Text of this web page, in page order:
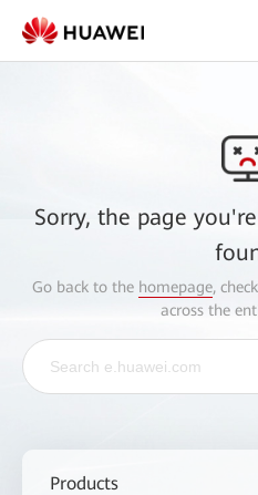
Sorry, the page
Go back to the homepage,
across the
Products